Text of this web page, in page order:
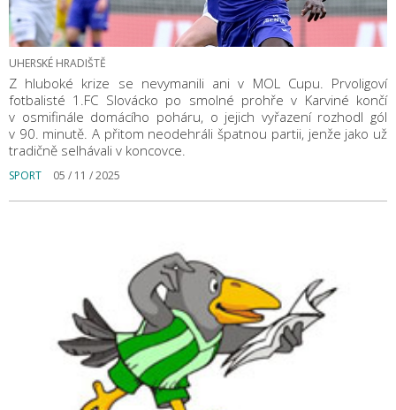
UHERSKÉ HRADIŠTĚ
Z hluboké krize se nevymanili ani v MOL Cupu. Prvoligoví
fotbalisté 1.FC Slovácko po smolné prohře v Karviné končí
v osmifinále domácího poháru, o jejich vyřazení rozhodl gól
v 90. minutě. A přitom neodehráli špatnou partii, jenže jako už
tradičně selhávali v koncovce.
SPORT 05 / 11 / 2025